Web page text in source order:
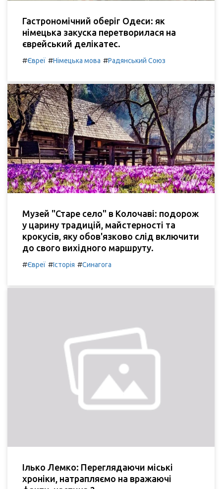
Гастрономічний оберіг Одеси: як
німецька закуска перетворилася на
єврейський делікатес.
#Євреї #Німецька мова #Радянський Союз
Музей "Старе село" в Колочаві: подорож
у царину традицій, майстерності та
крокусів, яку обов'язково слід включити
до свого вихідного маршруту.
#Євреї #Історія #Синагога
Ілько Лемко: Переглядаючи міські
хроніки, натрапляємо на вражаючі